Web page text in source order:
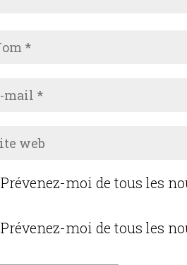
Prévenez-moi de tous les
Prévenez-moi de tous les